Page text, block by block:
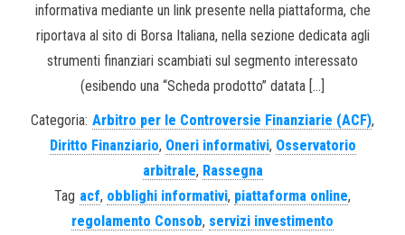
informativa mediante un link presente nella piattaforma, che
riportava al sito di Borsa Italiana, nella sezione dedicata agli
strumenti finanziari scambiati sul segmento interessato
(esibendo una “Scheda prodotto” datata […]
Categoria: Arbitro per le Controversie Finanziarie (ACF),
Diritto Finanziario, Oneri informativi, Osservatorio
arbitrale, Rassegna
Tag acf, obblighi informativi, piattaforma online,
regolamento Consob, servizi investimento